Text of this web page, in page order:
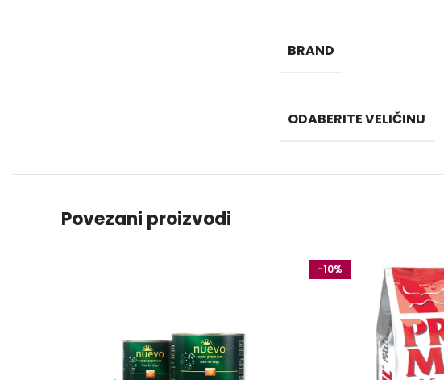
BRAND
ODABERITE VELIČINU
Povezani proizvodi
-10%